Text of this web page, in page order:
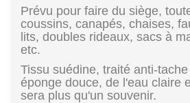
Prévu pour faire du siège,
coussins, canapés, chaises,
lits, doubles rideaux, sacs à
etc.
Tissu suédine, traité anti-
éponge douce, de l'eau claire
sera plus qu'un souvenir.